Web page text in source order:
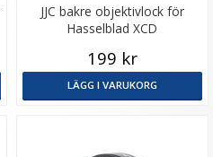
JJC bakre objektivlock för
Hasselblad XCD
199 kr
LÄGG I VARUKORG